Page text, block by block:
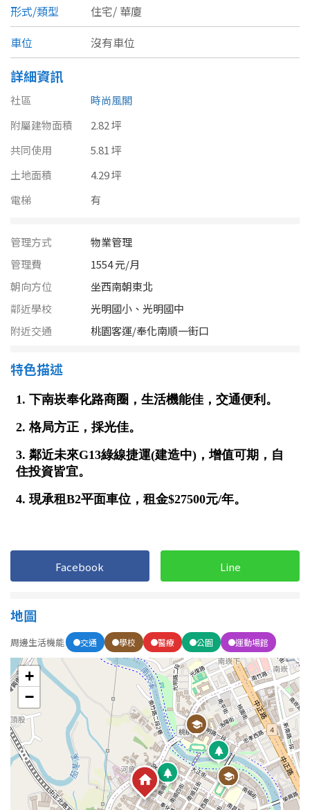
苗栗縣
台中市
雲林縣
嘉義市
嘉義縣
台南市
高雄市
屏東縣
花蓮縣
金門連江
農舍 辦公
坪數
不拘
60~70 坪
~
樓層
1樓
3樓 4樓
5~10樓 11~20樓
樓
格局
不拘
1房
2房 3房
4房 5房以上
屋齡
不拘
5 年以下
形式/類型
住宅/ 華廈
車位
沒有車位
詳細資訊
社區
時尚風閣
附屬建物面積
2.82 坪
共同使用
5.81 坪
土地面積
4.29 坪
電梯
有
管理方式
物業管理
管理費
1554 元/月
朝向方位
坐西南朝東北
鄰近學校
光明國小、光明國中
附近交通
桃園客運/奉化南順一街口
特色描述
Facebook Line
地圖
周邊生活機能 交通 學校 醫療 公園 運動場館
+
−